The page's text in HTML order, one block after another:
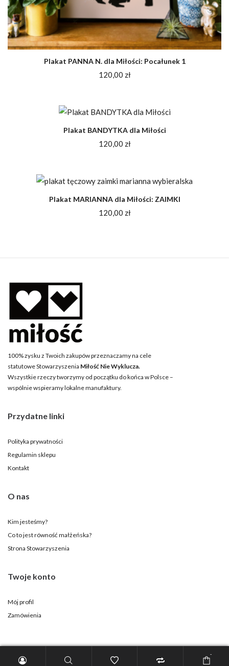
Plakat PANNA N. dla Miłości: Pocałunek 1
120,00 zł
Plakat BANDYTKA dla Miłości
120,00 zł
Plakat MARIANNA dla Miłości: ZAIMKI
120,00 zł
100% zysku z Twoich zakupów przeznaczamy na cele
statutowe Stowarzyszenia Miłość Nie Wyklucza.
Wszystkie rzeczy tworzymy od początku do końca w Polsce –
wspólnie wspieramy lokalne manufaktury.
Przydatne linki
Polityka prywatności
Regulamin sklepu
Kontakt
O nas
Kim jesteśmy?
Co to jest równość małżeńska?
Strona Stowarzyszenia
Twoje konto
Mój profil
Zamówienia
-